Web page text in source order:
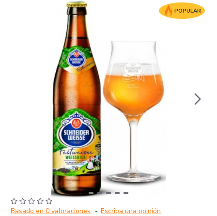
POPULAR
Basado en 0 valoraciones. - Escriba una opinión